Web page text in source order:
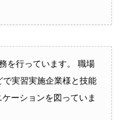
を行っています。 職場
実習実施企業様と技能
ーションを図っていま